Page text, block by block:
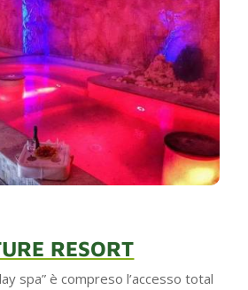
RESORT
spa” è compreso l’accesso total